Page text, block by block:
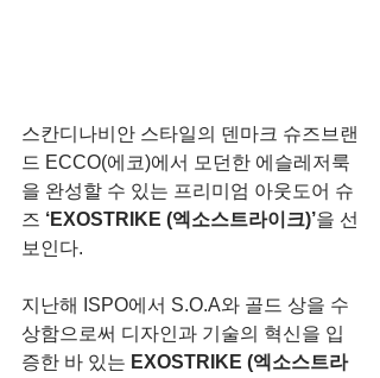
스칸디나비안 스타일의 덴마크 슈즈브랜
드 ECCO(에코)에서 모던한 에슬레저룩
을 완성할 수 있는 프리미엄 아웃도어 슈
즈 ‘EXOSTRIKE (엑소스트라이크)’을 선
보인다.
지난해 ISPO에서 S.O.A와 골드 상을 수
상함으로써 디자인과 기술의 혁신을 입
증한 바 있는 EXOSTRIKE (엑소스트라